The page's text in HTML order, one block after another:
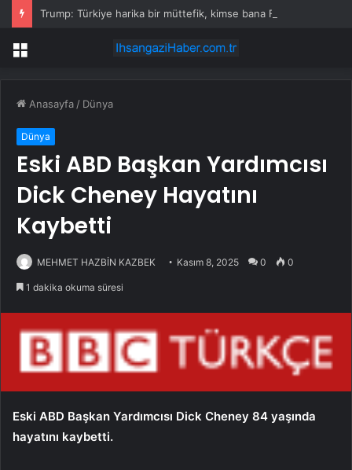
Menü
Anasayfa / Dünya
Dünya
Eski ABD Başkan Yardımcısı
Dick Cheney Hayatını
Kaybetti
MEHMET HAZBİN KAZBEK Kasım 8, 2025 0 0
1 dakika okuma süresi
Eski ABD Başkan Yardımcısı Dick Cheney 84 yaşında
hayatını kaybetti.